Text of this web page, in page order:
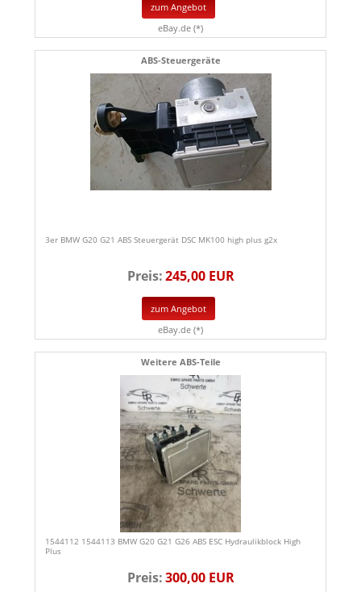
zum Angebot
eBay.de (*)
ABS-Steuergeräte
3er BMW G20 G21 ABS Steuergerät DSC MK100 high plus g2x
Preis:245,00 EUR
zum Angebot
eBay.de (*)
Weitere ABS-Teile
1544112 1544113 BMW G20 G21 G26 ABS ESC Hydraulikblock High
Plus
Preis:300,00 EUR